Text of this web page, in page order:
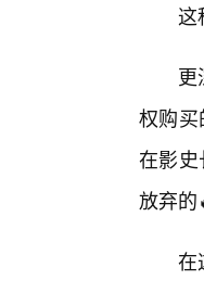
这
更
权购
在影史
放弃的
在